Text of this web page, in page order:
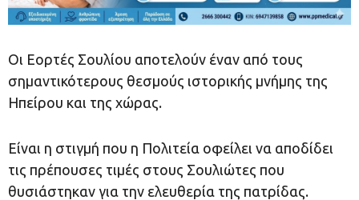
Οι Εορτές Σουλίου αποτελούν έναν από τους
σημαντικότερους θεσμούς ιστορικής μνήμης της
Ηπείρου και της χώρας.
Είναι η στιγμή που η Πολιτεία οφείλει να αποδίδει
τις πρέπουσες τιμές στους Σουλιώτες που
θυσιάστηκαν για την ελευθερία της πατρίδας.